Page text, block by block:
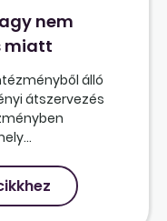
nem
miatt
álló
átszervezés